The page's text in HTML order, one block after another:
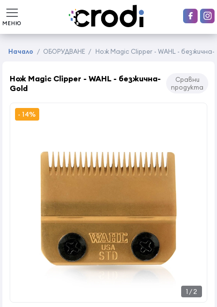
МЕНЮ
Начало / ОБОРУДВАНЕ / Нож Magic Clipper - WAHL - безжична-
Нож Magic Clipper - WAHL - безжична-
Gold
Сравни
продукта
1 /2
- 14%